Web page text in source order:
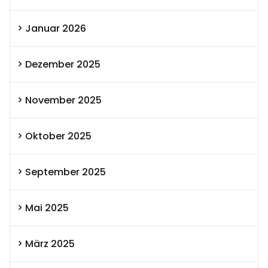
Januar 2026
Dezember 2025
November 2025
Oktober 2025
September 2025
Mai 2025
März 2025